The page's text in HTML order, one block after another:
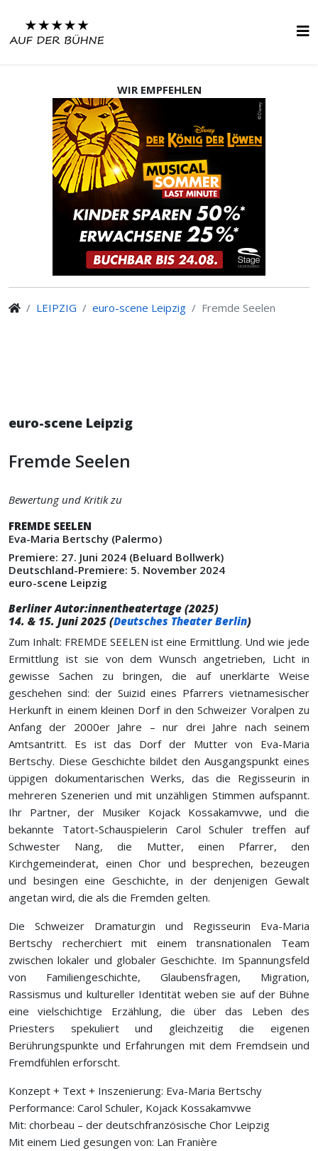
WIR EMPFEHLEN
LEIPZIG euro-scene Leipzig Fremde Seelen
euro-scene Leipzig
Fremde Seelen
Bewertung und Kritik zu
FREMDE SEELEN
Eva-Maria Bertschy (Palermo)
Premiere: 27. Juni 2024 (Beluard Bollwerk)
Deutschland-Premiere: 5. November 2024
euro-scene Leipzig
Berliner Autor:innentheatertage (2025)
14. & 15. Juni 2025 (Deutsches Theater Berlin)
Zum Inhalt: FREMDE SEELEN ist eine Ermittlung. Und wie jede
Ermittlung ist sie von dem Wunsch angetrieben, Licht in
gewisse Sachen zu bringen, die auf unerklärte Weise
geschehen sind: der Suizid eines Pfarrers vietnamesischer
Herkunft in einem kleinen Dorf in den Schweizer Voralpen zu
Anfang der 2000er Jahre – nur drei Jahre nach seinem
Amtsantritt. Es ist das Dorf der Mutter von Eva-Maria
Bertschy. Diese Geschichte bildet den Ausgangspunkt eines
üppigen dokumentarischen Werks, das die Regisseurin in
mehreren Szenerien und mit unzähligen Stimmen aufspannt.
Ihr Partner, der Musiker Kojack Kossakamvwe, und die
bekannte Tatort-Schauspielerin Carol Schuler treffen auf
Schwester Nang, die Mutter, einen Pfarrer, den
Kirchgemeinderat, einen Chor und besprechen, bezeugen
und besingen eine Geschichte, in der denjenigen Gewalt
angetan wird, die als die Fremden gelten.
Die Schweizer Dramaturgin und Regisseurin Eva-Maria
Bertschy recherchiert mit einem transnationalen Team
zwischen lokaler und globaler Geschichte. Im Spannungsfeld
von Familiengeschichte, Glaubensfragen, Migration,
Rassismus und kultureller Identität weben sie auf der Bühne
eine vielschichtige Erzählung, die über das Leben des
Priesters spekuliert und gleichzeitig die eigenen
Berührungspunkte und Erfahrungen mit dem Fremdsein und
Fremdfühlen erforscht.
Konzept + Text + Inszenierung: Eva-Maria Bertschy
Performance: Carol Schuler, Kojack Kossakamvwe
Mit: chorbeau – der deutschfranzösische Chor Leipzig
Mit einem Lied gesungen von: Lan Franière